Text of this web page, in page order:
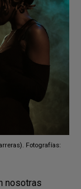
Fotografías:
nosotras